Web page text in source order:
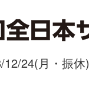
24(月・振休)